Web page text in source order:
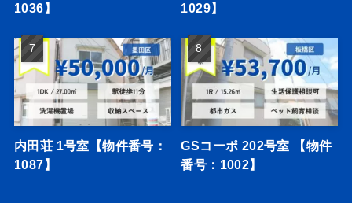
1036】
1029】
内田荘 1号室【物件番号：
1087】
GSコーポ 202号室 【物件
番号：1002】